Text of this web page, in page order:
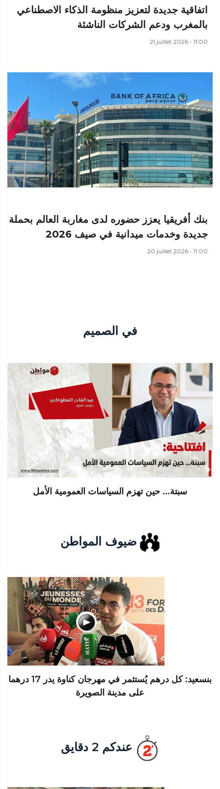
اتفاقية جديدة لتعزيز منظومة الذكاء الاصطناعي
بالمغرب ودعم الشركات الناشئة
21 juillet 2026 - 11:00
بنك أفريقيا يعزز حضوره لدى مغاربة العالم بحملة
جديدة وخدمات ميدانية في صيف 2026
20 juillet 2026 - 11:00
في الصميم
سبتة... حين تهزم السياسات العمومية الأمل
ضيوف المواطن
بنسعيد: كل درهم يُستثمر في مهرجان كناوة يدر 17 درهما
على مدينة الصويرة
عندكم 2 دقايق